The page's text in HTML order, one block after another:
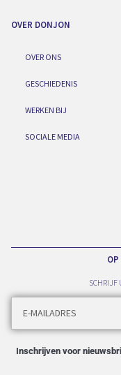
OVER DONJON
OVER ONS
GESCHIEDENIS
WERKEN BIJ
SOCIALE MEDIA
SCHRIJF
Inschrijven voor